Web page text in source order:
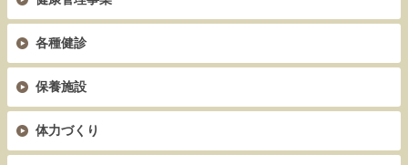
各種健診
保養施設
体力づくり